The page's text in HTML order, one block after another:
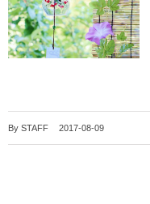
By STAFF 2017-08-09